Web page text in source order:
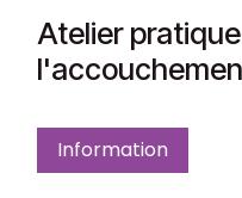
Atelier
Information